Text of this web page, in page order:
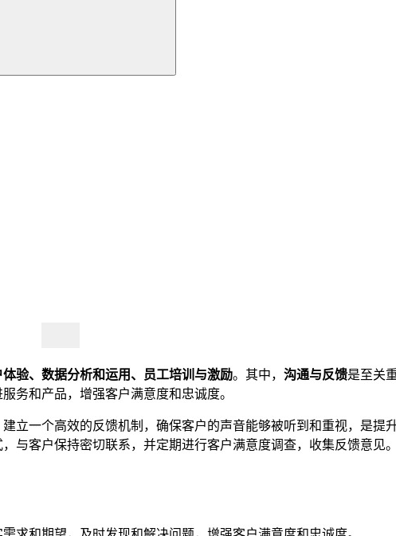
验、数据分析和运用、员工培训与激励。其中， 沟通与反馈是至关
务和产品，增强客户满意度和忠诚度。
立一个高效的反馈机制，确保客户的声音能够被听到和重视，是提
与客户保持密切联系，并定期进行客户满意度调查，收集反馈意见